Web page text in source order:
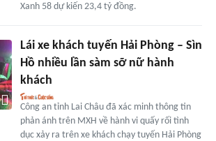
Xanh 58 dự kiến 23,4 tỷ đồng.
Lái xe khách tuyến Hải Phòng – Sìn
Hồ nhiều lần sàm sỡ nữ hành
khách
Công an tỉnh Lai Châu đã xác minh thông tin
phản ánh trên MXH về hành vi quấy rối tình
dục xảy ra trên xe khách chạy tuyến Hải Phòng